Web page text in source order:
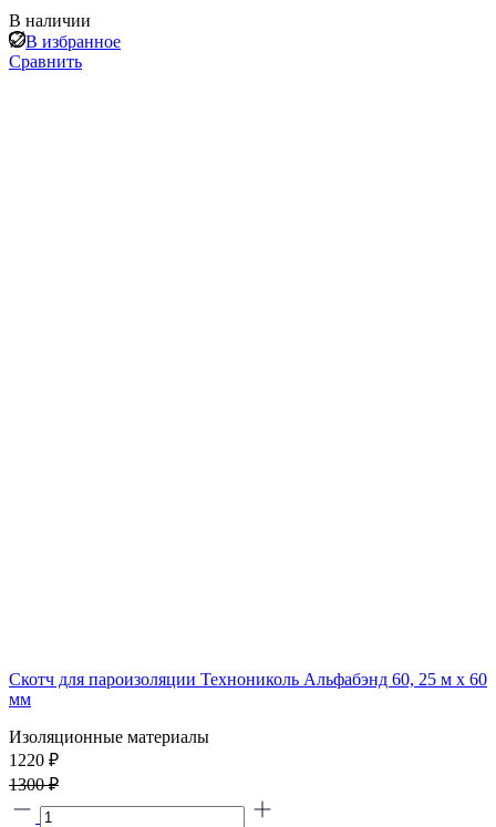
В наличии
В избранное
Сравнить
Скотч для пароизоляции Технониколь Альфабэнд 60, 25 м х 60
мм
Изоляционные материалы
1220 ₽
1300 ₽